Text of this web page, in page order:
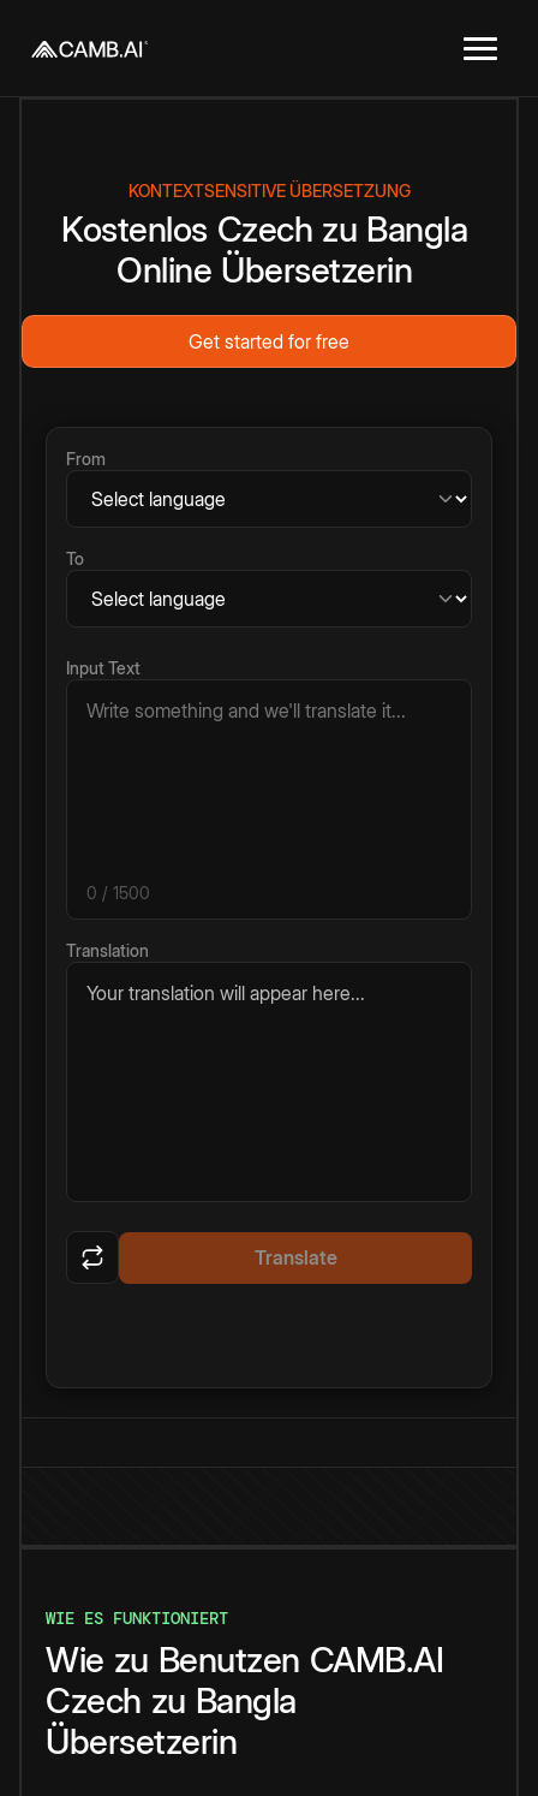
KONTEXTSENSITIVE ÜBERSETZUNG
Kostenlos Czech zu Bangla
Online Übersetzerin
Get started for free
From
To
Input Text
0 / 1500
Translation
Your translation will appear here...
Translate
WIE ES FUNKTIONIERT
Wie zu Benutzen CAMB.AI
Czech zu Bangla
Übersetzerin